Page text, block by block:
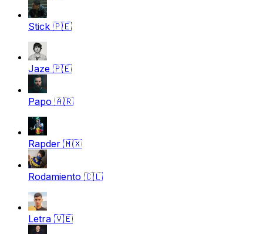
Stick 🇵🇪
Jaze 🇵🇪
Papo 🇦🇷
Rapder 🇲🇽
Rodamiento 🇨🇱
Letra 🇻🇪